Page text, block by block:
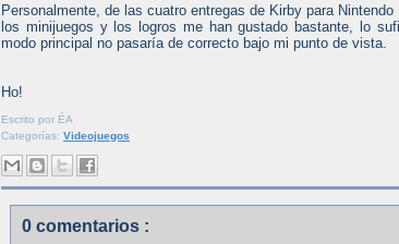
Personalmente, de las cuatro entregas de Kirby para
los minijuegos y los logros me han gustado bastante, lo
modo principal no pasaría de correcto bajo mi punto de vista.
Ho!
Escrito por ÉA
Categorías: Videojuegos
0 comentarios :